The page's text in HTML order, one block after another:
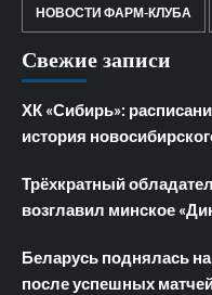
НОВОСТИ ФАРМ-КЛУБА
Свежие записи
ХК «Сибирь»:
история
Трёхкратный
возглавил минское
Беларусь поднялась
после успешных